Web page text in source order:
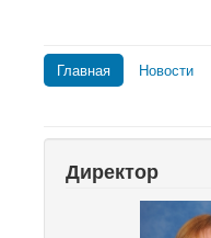
Главная Новости
Директор